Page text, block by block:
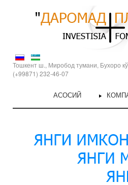
Тошкент ш., Миробод тумани, Бухоро
(+99871) 232-46-07
АСОСИЙ